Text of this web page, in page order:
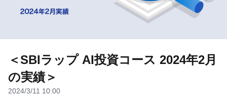
＜SBIラップ AI投資コース 2024年2月
の実績＞
2024/3/11 10:00